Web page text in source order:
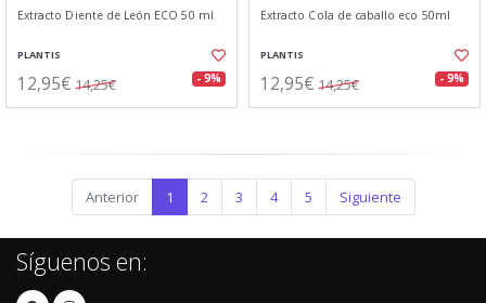
Extracto Diente de León ECO 50 ml
PLANTIS
12,95€ 14,25€ - 9%
Extracto Cola de caballo eco 50ml
PLANTIS
12,95€ 14,25€ - 9%
Anterior 1 2 3 4 5 Siguiente
Síguenos en: